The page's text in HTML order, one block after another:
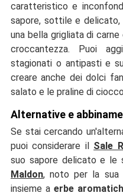
caratteristico e
sapore, sottile e delicato,
una bella grigliata di
croccantezza. Puoi
stagionati o antipasti e
creare anche dei dolci
salato e le praline di
Alternative e
Se stai cercando
puoi considerare il Sale
suo sapore delicato e le
Maldon, noto per la sua
insieme a erbe